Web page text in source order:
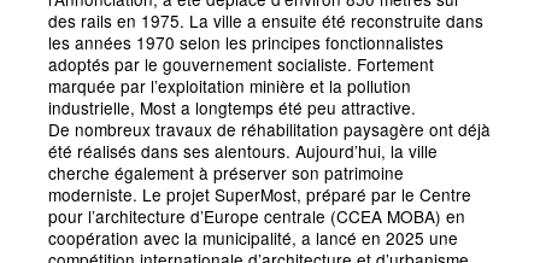
des rails en 1975. La ville a ensuite été reconstruite dans
les années 1970 selon les principes fonctionnalistes
adoptés par le gouvernement socialiste. Fortement
marquée par l’exploitation minière et la pollution
industrielle, Most a longtemps été peu attractive.
De nombreux travaux de réhabilitation paysagère ont déjà
été réalisés dans ses alentours. Aujourd’hui, la ville
cherche également à préserver son patrimoine
moderniste. Le projet SuperMost, préparé par le Centre
pour l’architecture d’Europe centrale (CCEA MOBA) en
coopération avec la municipalité, a lancé en 2025 une